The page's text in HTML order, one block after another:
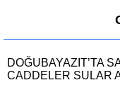
DOĞUBAYAZIT’TA
CADDELER SULAR